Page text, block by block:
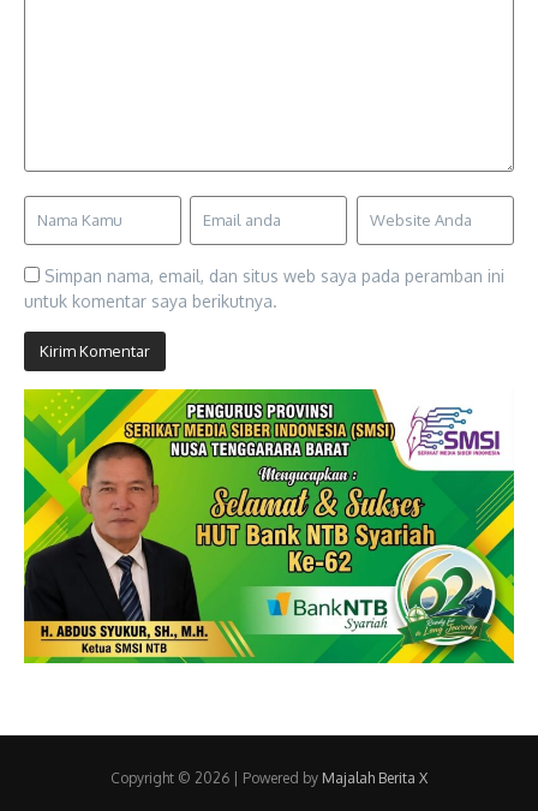
Simpan nama, email, dan situs web saya pada peramban ini
untuk komentar saya berikutnya.
Copyright © 2026 | Powered by Majalah Berita X